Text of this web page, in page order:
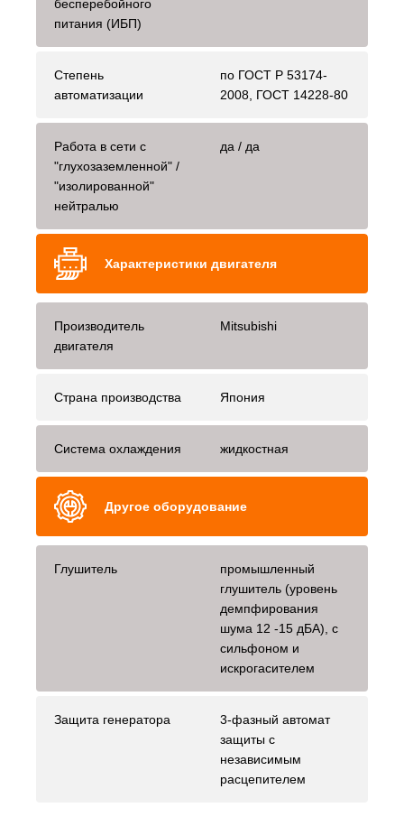
бесперебойного
питания (ИБП)
Степень
автоматизации
по ГОСТ Р 53174-
2008, ГОСТ 14228-80
Работа в сети с
"глухозаземленной" /
"изолированной"
нейтралью
да / да
Характеристики двигателя
Производитель
двигателя
Mitsubishi
Страна производства Япония
Система охлаждения жидкостная
Другое оборудование
Глушитель
промышленный
глушитель (уровень
демпфирования
шума 12 -15 дБА), с
сильфоном и
искрогасителем
Защита генератора
3-фазный автомат
защиты с
независимым
расцепителем